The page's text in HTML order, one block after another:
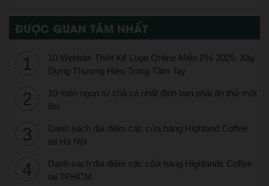
ĐƯỢC QUAN TÂM NHẤT
10 Website Thiết Kế Logo Online Miễn Phí 2025: Xây
Dựng Thương Hiệu Trong Tầm Tay
10 món ngon từ chả cá nhất định bạn phải ăn thử một
lần
Danh sách địa điểm các cửa hàng Highland Coffee
tại Hà Nội
Danh sách địa điểm các cửa hàng Highlands Coffee
tại TPHCM